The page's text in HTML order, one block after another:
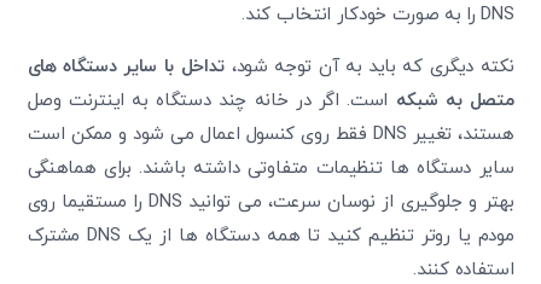
DNS را به صورت خودکار انتخاب کند.
نکته دیگری که باید به آن توجه شود، تداخل با سایر دستگاه های
متصل به شبکه است. اگر در خانه چند دستگاه به اینترنت وصل
هستند، تغییر DNS فقط روی کنسول اعمال می شود و ممکن است
سایر دستگاه ها تنظیمات متفاوتی داشته باشند. برای هماهنگی
بهتر و جلوگیری از نوسان سرعت، می توانید DNS را مستقیما روی
مودم یا روتر تنظیم کنید تا همه دستگاه ها از یک DNS مشترک
استفاده کنند.